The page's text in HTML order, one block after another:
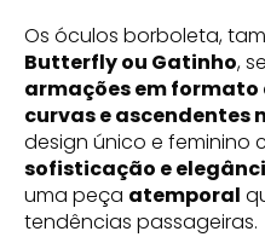
Os óculos borboleta,
Butterfly ou Gatinho,
armações em formato
curvas e ascendentes
design único e feminino
sofisticação e
uma peça atemporal
tendências passageiras.